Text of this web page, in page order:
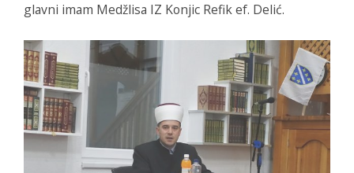
glavni imam Medžlisa IZ Konjic Refik ef. Delić.